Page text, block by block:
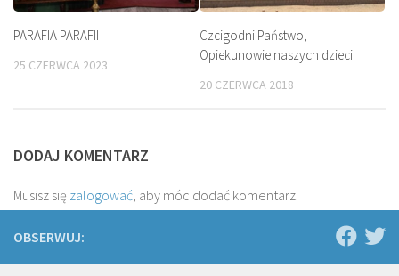
PARAFIA PARAFII
25 CZERWCA 2023
Czcigodni Państwo,
Opiekunowie naszych dzieci.
20 CZERWCA 2018
DODAJ KOMENTARZ
Musisz się zalogować, aby móc dodać komentarz.
OBSERWUJ: